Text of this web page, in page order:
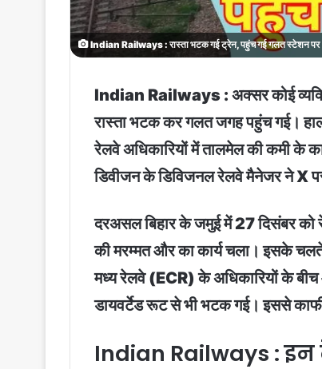
Indian Railways : रास्ता भटक गई ट्रेन, पहुंच गई गलत स्टेशन पर
Indian Railways : अक्सर कोई व्यक्ति
रास्ता भटक कर गलत जगह पहुंच गई।
रेलवे अधिकारियों में तालमेल की कमी के
डिवीजन के डिविजनल रेलवे मैनेजर ने X
दरअसल बिहार के जमुई में 27 दिसंबर को
की मरम्मत और का कार्य चला। इसके
मध्य रेलवे (ECR) के अधिकारियों के बीच
डायवर्टेड रूट से भी भटक गई। इससे
Indian Railways :